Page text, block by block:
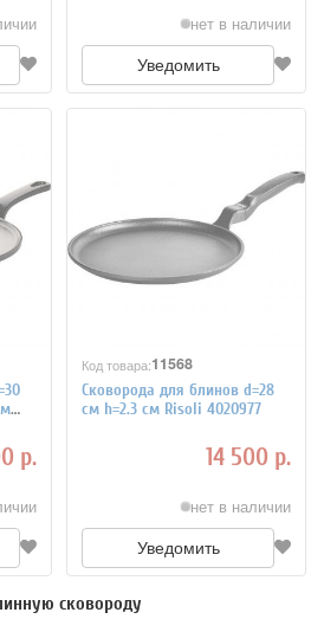
нет в наличии
Уведомить
р.
Код товара:11568
Сковорода для блинов d=28
см h=2.3 см Risoli 4020977
14 500 р.
нет в наличии
Уведомить
сковороду